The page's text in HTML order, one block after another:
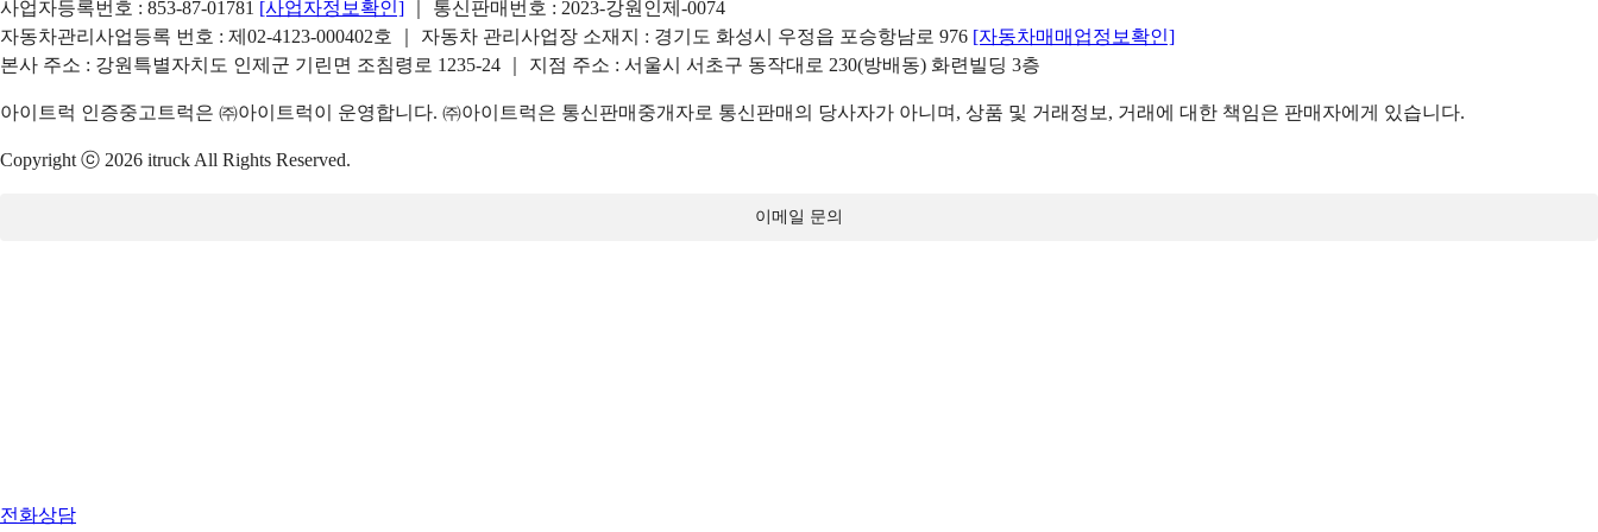
사업자등록번호 : 853-87-01781 [사업자정보확인]
｜ 통신판매번호 : 2023-강원인제-0074
자동차관리사업등록 번호 : 제02-4123-000402호 ｜ 자동차 관리사업장 소재지 : 경기도 화성시 우정읍 포승항남로 976 [자동차매매업정보확인]
본사 주소 : 강원특별자치도 인제군 기린면 조침령로 1235-24 ｜ 지점 주소 : 서울시 서초구 동작대로 230(방배동) 화련빌딩 3층
아이트럭 인증중고트럭은 ㈜아이트럭이 운영합니다. ㈜아이트럭은 통신판매중개자로 통신판매의 당사자가 아니며, 상품 및 거래정보, 거래에 대한 책임은 판매자에게 있습니다.
Copyright ⓒ 2026 itruck All Rights Reserved.
이메일 문의
전화상담